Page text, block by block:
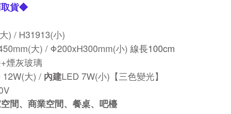
貨◆
) / H31913(小)
大) / Φ200xH300mm(小) 線長100cm
煙灰玻璃
12W(大) / 內建LED 7W(小)【三色變光】
間、商業空間、餐桌、 吧檯